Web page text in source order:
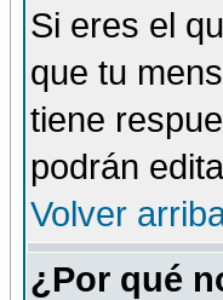
Si eres el
que tu
tiene
podrán
Volver
¿Por qué